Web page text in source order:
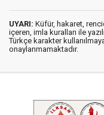
UYARI: Küfür, hakaret,
içeren, imla kuralları ile
Türkçe karakter
onaylanmamaktadır.